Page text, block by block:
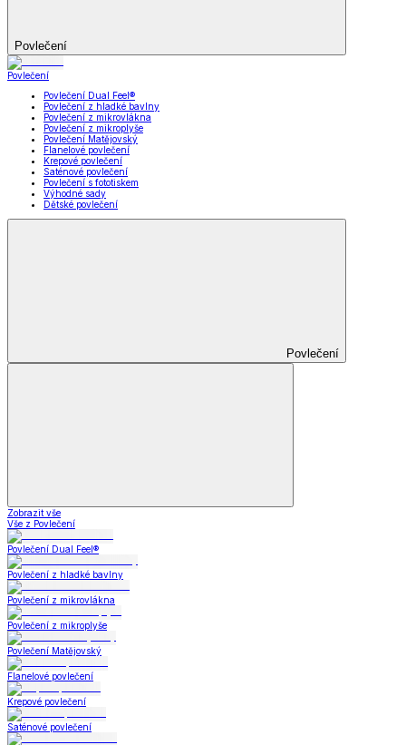
Povlečení
Povlečení
Povlečení Dual Feel®
Povlečení z hladké bavlny
Povlečení z mikrovlákna
Povlečení z mikroplyše
Povlečení Matějovský
Flanelové povlečení
Krepové povlečení
Saténové povlečení
Povlečení s fototiskem
Výhodné sady
Dětské povlečení
Povlečení
Zobrazit vše
Vše z Povlečení
Povlečení Dual Feel®
Povlečení z hladké bavlny
Povlečení z mikrovlákna
Povlečení z mikroplyše
Povlečení Matějovský
Flanelové povlečení
Krepové povlečení
Saténové povlečení